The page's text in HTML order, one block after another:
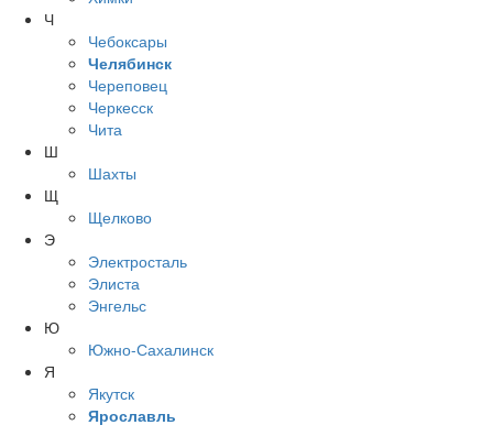
Ч
Чебоксары
Челябинск
Череповец
Черкесск
Чита
Ш
Шахты
Щ
Щелково
Э
Электросталь
Элиста
Энгельс
Ю
Южно-Сахалинск
Я
Якутск
Ярославль